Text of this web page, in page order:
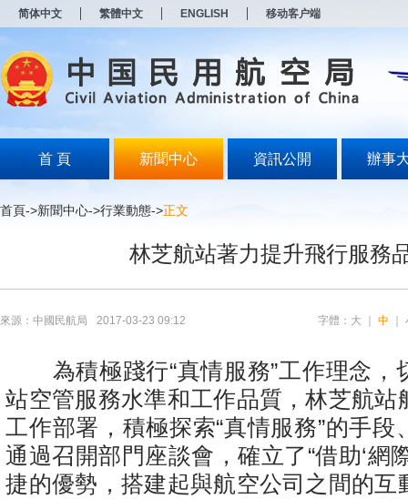
简体中文 繁體中文 ENGLISH 移动客户端
首 頁 新聞中心 資訊公開 辦事
首頁->新聞中心->行業動態->正文
林芝航站著力提升飛行服務
來源：中國民航局 2017-03-23 09:12 字體： 大 中
為積極踐行“真情服務”工作理念，
站空管服務水準和工作品質，林芝航站
工作部署，積極探索“真情服務”的手段
通過召開部門座談會，確立了“借助‘網
捷的優勢，搭建起與航空公司之間的互
打
开
无
障
说
按
Alt
开